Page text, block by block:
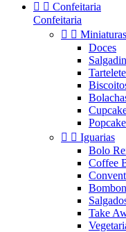
  Confeitaria
Confeitaria
  Miniaturas
Doces
  Iguarias
Bolo
Coffee
Take